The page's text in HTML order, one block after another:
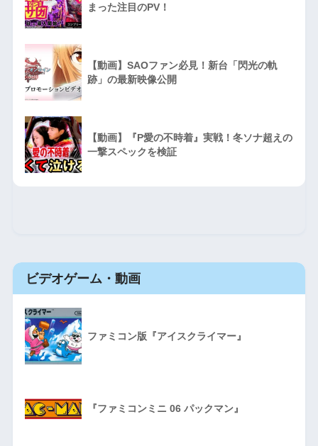
まった注目のPV！
【動画】SAOファン必見！新台「閃光の軌
跡」の最新映像公開
【動画】『P愛の不時着』実戦！冬ソナ超えの
一撃スペックを検証
ビデオゲーム・動画
ファミコン版『アイスクライマー』
『ファミコンミニ 06 パックマン』